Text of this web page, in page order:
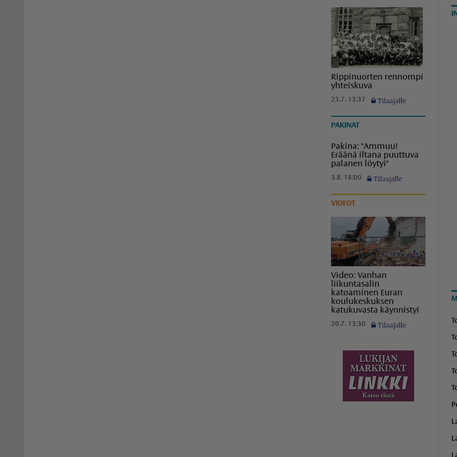
Rippinuorten rennompi
yhteiskuva
23.7. 13:37
PAKINAT
Pakina: "Ammuu!
Eräänä iltana puuttuva
palanen löytyi"
3.8. 18:00
VIDEOT
Video: Vanhan
liikuntasalin
katoaminen Euran
koulukeskuksen
katukuvasta käynnistyi
20.7. 13:30